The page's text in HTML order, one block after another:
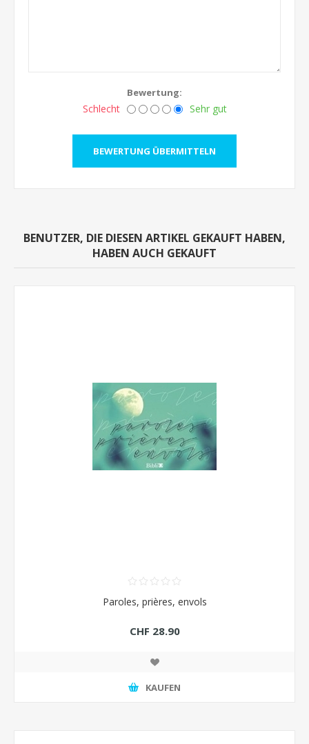
Bewertung:
Schlecht Sehr gut
BENUTZER, DIE DIESEN ARTIKEL GEKAUFT HABEN,
HABEN AUCH GEKAUFT
Paroles, prières, envols
CHF 28.90
KAUFEN